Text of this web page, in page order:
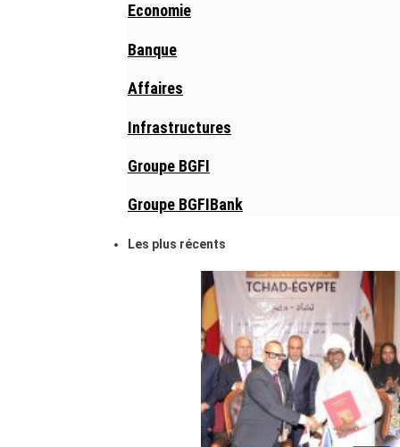
Economie
Banque
Affaires
Infrastructures
Groupe BGFI
Groupe BGFIBank
Les plus récents